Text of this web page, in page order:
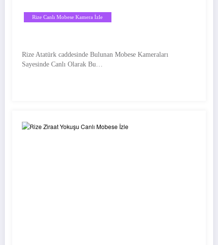
Rize Canlı Mobese Kamera İzle
Rize Atatürk caddesinde Bulunan Mobese Kameraları
Sayesinde Canlı Olarak Bu…